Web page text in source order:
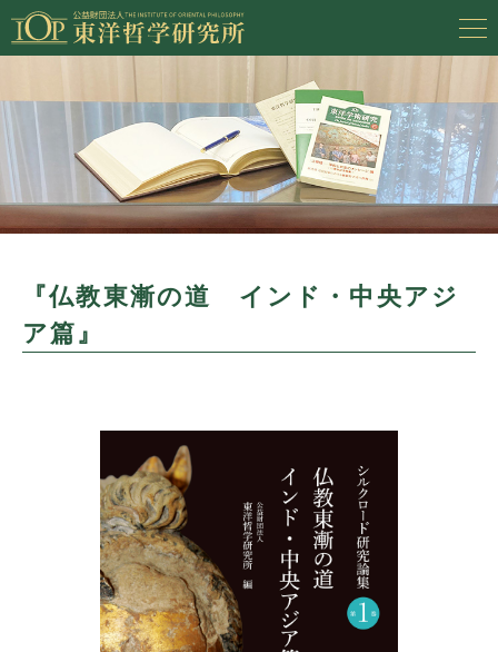
『仏教東漸の道 インド・中央アジ
ア篇』